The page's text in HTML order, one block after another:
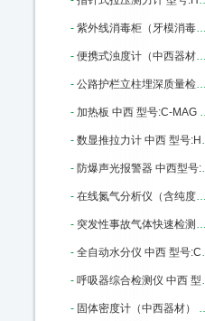
- 紫外线消毒柜（牙模消毒柜）中西 型号:WW08库号：M37601
- 便携式浊度计（中西器材） 型号:TX50-SHYF库号：M163621
- 公路护栏立柱埋深质量检测仪 中西 型号:XA109-JL-GPT（A）库号：M180932
- 加热板 中西 型号:C-MAG HP 10库号：M237400
- 数显推拉力计 中西 型号:HS39-HP-500库号：M282882
- 防爆声光报警器 中西型号:XQ02-BBJ库号：M309829
- 在线氮气分析仪（含纯度报警）中西 型号:CP08-P860-4N库号：M341919
- 突发性事故气体快速检测箱 中西器材优势 型号:BB27-DJC-2库号：M346322
- 全自动水分仪 中西 型号:CY07-YX-WK/SF7330库号：M365371
- 呼吸器综合检测仪 中西 型号:JT61 -HX-III库号：M371534
- 固体密度计（中西器材） 中西型号:QL03/GH-120D库号：M390715